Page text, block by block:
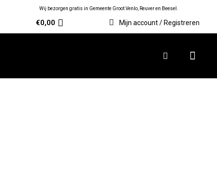
Wij bezorgen gratis in Gemeente Groot Venlo, Reuver en Beesel.
€0,00 Mijn account / Registreren